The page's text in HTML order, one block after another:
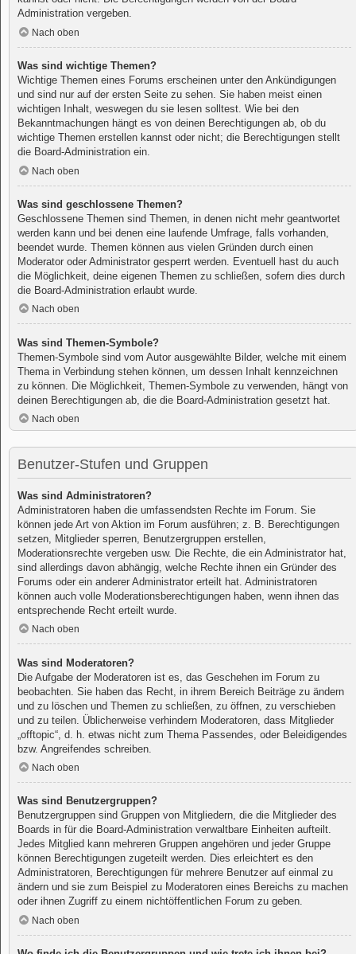
Administration vergeben.
Nach oben
Was sind wichtige Themen?
Wichtige Themen eines Forums erscheinen unter den Ankündigungen
und sind nur auf der ersten Seite zu sehen. Sie haben meist einen
wichtigen Inhalt, weswegen du sie lesen solltest. Wie bei den
Bekanntmachungen hängt es von deinen Berechtigungen ab, ob du
wichtige Themen erstellen kannst oder nicht; die Berechtigungen stellt
die Board-Administration ein.
Nach oben
Was sind geschlossene Themen?
Geschlossene Themen sind Themen, in denen nicht mehr geantwortet
werden kann und bei denen eine laufende Umfrage, falls vorhanden,
beendet wurde. Themen können aus vielen Gründen durch einen
Moderator oder Administrator gesperrt werden. Eventuell hast du auch
die Möglichkeit, deine eigenen Themen zu schließen, sofern dies durch
die Board-Administration erlaubt wurde.
Nach oben
Was sind Themen-Symbole?
Themen-Symbole sind vom Autor ausgewählte Bilder, welche mit einem
Thema in Verbindung stehen können, um dessen Inhalt kennzeichnen
zu können. Die Möglichkeit, Themen-Symbole zu verwenden, hängt von
deinen Berechtigungen ab, die die Board-Administration gesetzt hat.
Nach oben
Benutzer-Stufen und Gruppen
Was sind Administratoren?
Administratoren haben die umfassendsten Rechte im Forum. Sie
können jede Art von Aktion im Forum ausführen; z. B. Berechtigungen
setzen, Mitglieder sperren, Benutzergruppen erstellen,
Moderationsrechte vergeben usw. Die Rechte, die ein Administrator hat,
sind allerdings davon abhängig, welche Rechte ihnen ein Gründer des
Forums oder ein anderer Administrator erteilt hat. Administratoren
können auch volle Moderationsberechtigungen haben, wenn ihnen das
entsprechende Recht erteilt wurde.
Nach oben
Was sind Moderatoren?
Die Aufgabe der Moderatoren ist es, das Geschehen im Forum zu
beobachten. Sie haben das Recht, in ihrem Bereich Beiträge zu ändern
und zu löschen und Themen zu schließen, zu öffnen, zu verschieben
und zu teilen. Üblicherweise verhindern Moderatoren, dass Mitglieder
„offtopic“, d. h. etwas nicht zum Thema Passendes, oder Beleidigendes
bzw. Angreifendes schreiben.
Nach oben
Was sind Benutzergruppen?
Benutzergruppen sind Gruppen von Mitgliedern, die die Mitglieder des
Boards in für die Board-Administration verwaltbare Einheiten aufteilt.
Jedes Mitglied kann mehreren Gruppen angehören und jeder Gruppe
können Berechtigungen zugeteilt werden. Dies erleichtert es den
Administratoren, Berechtigungen für mehrere Benutzer auf einmal zu
ändern und sie zum Beispiel zu Moderatoren eines Bereichs zu machen
oder ihnen Zugriff zu einem nichtöffentlichen Forum zu geben.
Nach oben